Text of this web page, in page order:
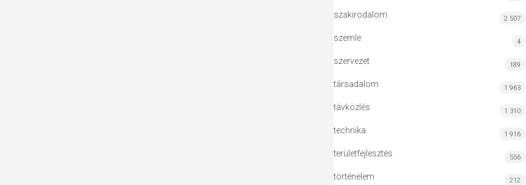
szakirodalom 2 507
szemle 4
szervezet 189
társadalom 1 963
távközlés 1 310
technika 1 916
területfejlesztés 556
történelem 212